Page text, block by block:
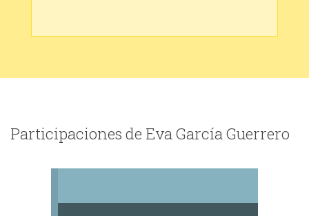
Participaciones de Eva García Guerrero